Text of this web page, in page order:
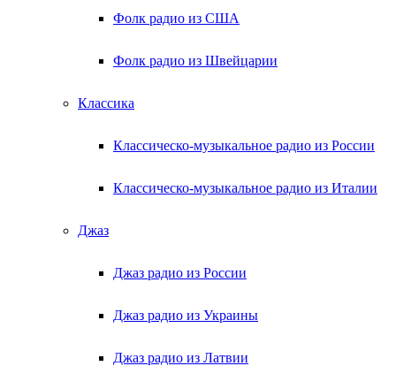
Фолк радио из США
Фолк радио из Швейцарии
Классика
Классическо-музыкальное радио из России
Классическо-музыкальное радио из Италии
Джаз
Джаз радио из России
Джаз радио из Украины
Джаз радио из Латвии